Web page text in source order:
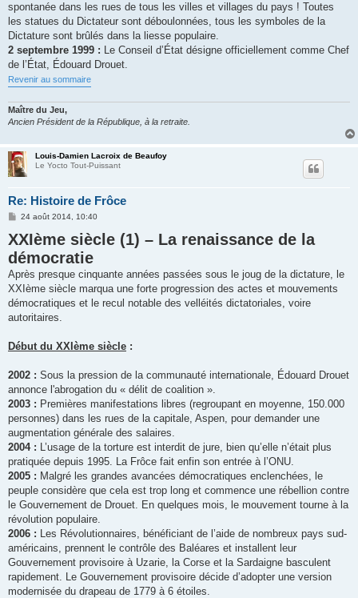
spontanée dans les rues de tous les villes et villages du pays ! Toutes
les statues du Dictateur sont déboulonnées, tous les symboles de la
Dictature sont brûlés dans la liesse populaire.
2 septembre 1999 : Le Conseil d’État désigne officiellement comme Chef
de l’État, Édouard Drouet.
Revenir au sommaire
Maître du Jeu,
Ancien Président de la République, à la retraite.
Louis-Damien Lacroix de Beaufoy
Le Yocto Tout-Puissant
Re: Histoire de Frôce
M
s
s
a
g
e
24 août 2014, 10:40
XXIème siècle (1) – La renaissance de la
démocratie
Après presque cinquante années passées sous le joug de la dictature, le
XXIème siècle marqua une forte progression des actes et mouvements
démocratiques et le recul notable des velléités dictatoriales, voire
autoritaires.
Début du XXIème siècle :
2002 : Sous la pression de la communauté internationale, Édouard Drouet
annonce l'abrogation du « délit de coalition ».
2003 : Premières manifestations libres (regroupant en moyenne, 150.000
personnes) dans les rues de la capitale, Aspen, pour demander une
augmentation générale des salaires.
2004 : L’usage de la torture est interdit de jure, bien qu’elle n’était plus
pratiquée depuis 1995. La Frôce fait enfin son entrée à l’ONU.
2005 : Malgré les grandes avancées démocratiques enclenchées, le
peuple considère que cela est trop long et commence une rébellion contre
le Gouvernement de Drouet. En quelques mois, le mouvement tourne à la
révolution populaire.
2006 : Les Révolutionnaires, bénéficiant de l’aide de nombreux pays sud-
américains, prennent le contrôle des Baléares et installent leur
Gouvernement provisoire à Uzarie, la Corse et la Sardaigne basculent
rapidement. Le Gouvernement provisoire décide d’adopter une version
modernisée du drapeau de 1779 à 6 étoiles.